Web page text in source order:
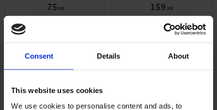
Consent Details About
This website uses cookies
We use cookies to personalise content and ads, to
75 KR 159 KR
KÖP